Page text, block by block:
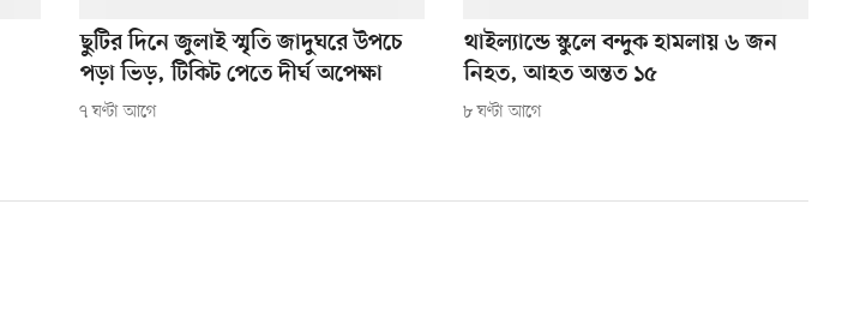
ছুটির দিনে জুলাই স্মৃতি জাদুঘরে উপচে
পড়া ভিড়, টিকিট পেতে দীর্ঘ অপেক্ষা
৭ ঘণ্টা আগে
থাইল্যান্ডে স্কুলে বন্দুক হামলায় ৬ জন
নিহত, আহত অন্তত ১৫
৮ ঘণ্টা আগে